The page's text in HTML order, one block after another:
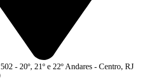
- 20º, 21º e 22º Andares - Centro, RJ